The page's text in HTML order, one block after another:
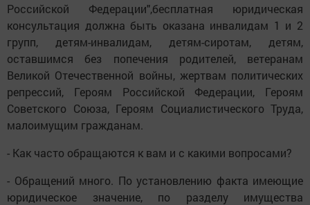
Российской Федерации",бесплатная юридическая
консультация должна быть оказана инвалидам 1 и 2
групп, детям-инвалидам, детям-сиротам, детям,
оставшимся без попечения родителей, ветеранам
Великой Отечественной войны, жертвам политических
репрессий, Героям Российской Федерации, Героям
Советского Союза, Героям Социалистического Труда,
малоимущим гражданам.
- Как часто обращаются к вам и с какими вопросами?
- Обращений много. По установлению факта имеющие
юридическое значение, по разделу имущества